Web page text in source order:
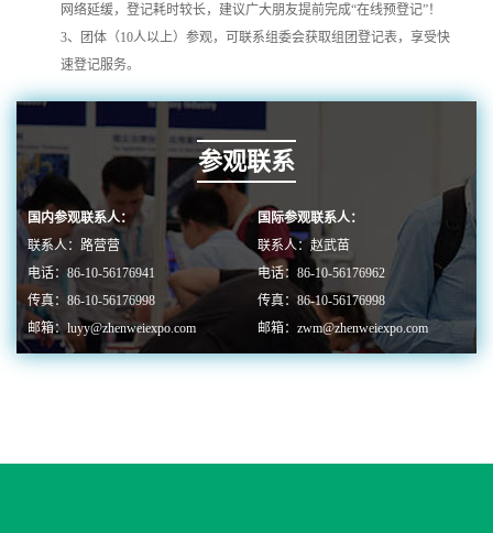
网络延缓，登记耗时较长，建议广大朋友提前完成“在线预登记”！
3、团体（10人以上）参观，可联系组委会获取组团登记表，享受快
速登记服务。
参观联系
国内参观联系人：
联系人：路营营
电话：86-10-56176941
传真：86-10-56176998
邮箱：luyy@zhenweiexpo.com
国际参观联系人：
联系人：赵武苗
电话：86-10-56176962
传真：86-10-56176998
邮箱：zwm@zhenweiexpo.com